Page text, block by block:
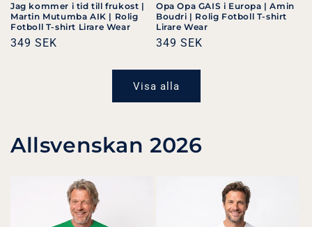
Jag kommer i tid till frukost |
Martin Mutumba AIK | Rolig
Fotboll T-shirt Lirare Wear
Ordinarie
349 SEK
Opa Opa GAIS i Europa | Amin
Boudri | Rolig Fotboll T-shirt
Lirare Wear
Ordinarie
349 SEK
Visa alla
Allsvenskan 2026